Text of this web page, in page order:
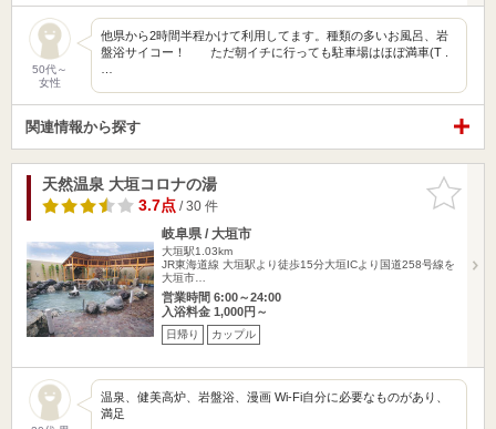
50代～
女性
他県から2時間半程かけて利用してます。種類の多いお風呂、岩
盤浴サイコー！ ただ朝イチに行っても駐車場はほぼ満車(T .
関連情報から探す
お気に入
りに追加
天然温泉 大垣コロナの湯
3.7点/ 30 件
岐阜県 / 大垣市
大垣駅1.03km
JR東海道線 大垣駅より徒歩15分大垣ICより国道258号線を
大垣市…
営業時間 6:00～24:00
入浴料金 1,000円～
日帰り カップル
温泉、健美高炉、岩盤浴、漫画 Wi-Fi自分に必要なものがあり、
満足